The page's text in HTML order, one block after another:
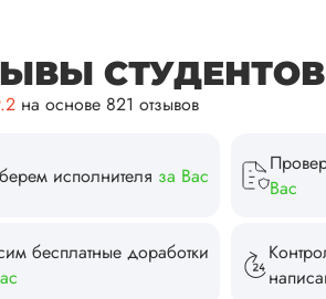
СТУДЕНТОВ
на основе 821 отзывов
исполнителя за Вас
Вас
бесплатные доработки